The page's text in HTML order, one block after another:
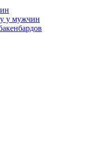
у мужчин